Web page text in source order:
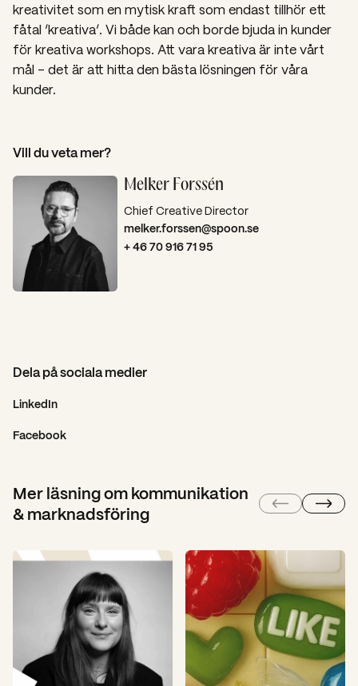
kreativitet som en mytisk kraft som endast tillhör ett
fåtal ‘kreativa’. Vi både kan och borde bjuda in kunder
för kreativa workshops. Att vara kreativa är inte vårt
mål – det är att hitta den bästa lösningen för våra
kunder.
Vill du veta mer?
Melker Forssén
Chief Creative Director
melker.forssen@spoon.se
+ 46 70 916 71 95
Dela på sociala medier
LinkedIn
Facebook
Mer läsning om kommunikation
& marknadsföring